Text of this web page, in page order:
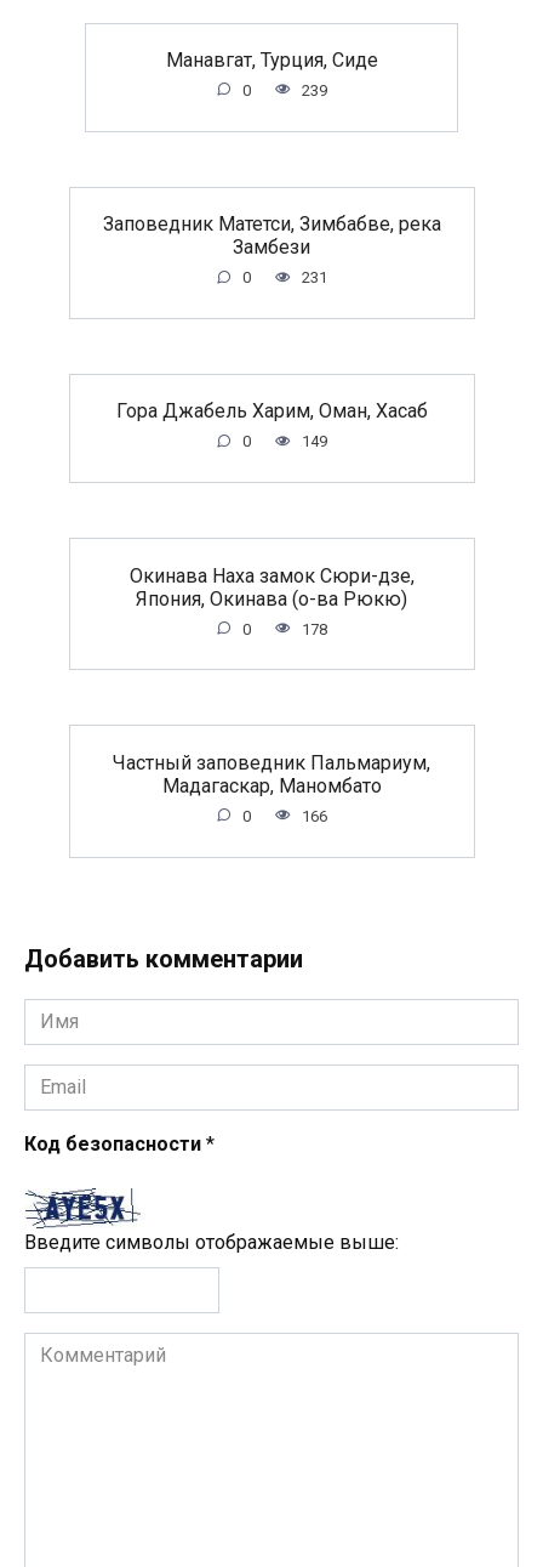
Манавгат, Турция, Сиде
0 239
Заповедник Матетси, Зимбабве, река
Замбези
0 231
Гора Джабель Харим, Оман, Хасаб
0 149
Окинава Наха замок Сюри-дзе,
Япония, Окинава (о-ва Рюкю)
0 178
Частный заповедник Пальмариум,
Мадагаскар, Маномбато
0 166
Добавить комментарии
Имя
*
Email
*
Код безопасности *
Введите символы отображаемые выше:
Комментарий